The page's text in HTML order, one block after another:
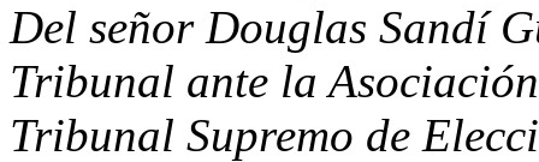
Del señor Douglas Sandí
Tribunal ante la
Tribunal Supremo de